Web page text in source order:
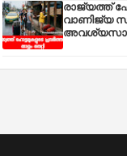
രാജ്യത്ത്
വാണിജ്യ